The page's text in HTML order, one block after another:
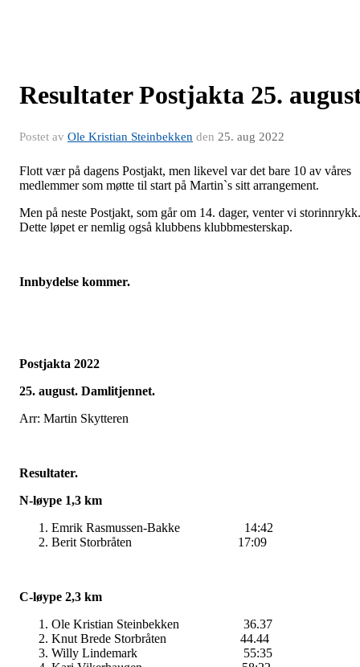
Resultater Postjakta 25.
Postet av Ole Kristian Steinbekken den 25. aug 2022
Flott vær på dagens Postjakt, men likevel var det bare 10 av våres
medlemmer som møtte til start på Martin`s sitt arrangement.
Men på neste Postjakt, som går om 14. dager, venter vi storinnrykk.
Dette løpet er nemlig også klubbens klubbmesterskap.
Innbydelse kommer.
Postjakta 2022
25. august. Damlitjennet.
Arr: Martin Skytteren
Resultater.
N-løype 1,3 km
Emrik Rasmussen-Bakke 14:42
Berit Storbråten 17:09
C-løype 2,3 km
Ole Kristian Steinbekken 36.37
Knut Brede Storbråten 44.44
Willy Lindemark 55:35